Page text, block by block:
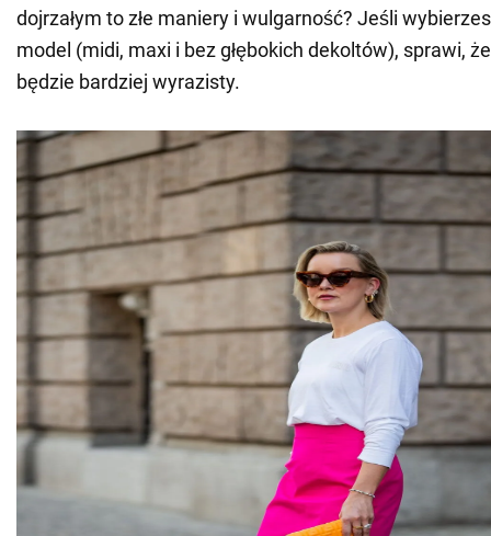
dojrzałym to złe maniery i wulgarność? Jeśli
model (midi, maxi i bez głębokich dekoltów), sprawi,
będzie bardziej wyrazisty.